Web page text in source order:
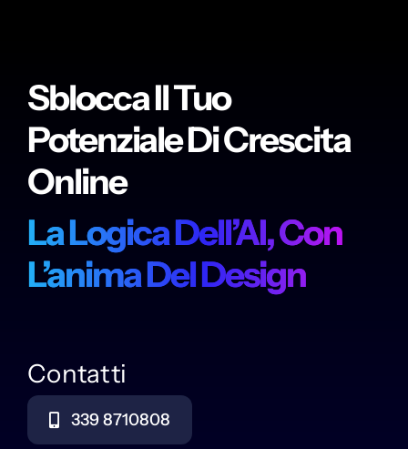
Sblocca Il Tuo
Potenziale Di Crescita
Online
La Logica Dell’AI, Con
L’anima Del Design
Contatti
339 8710808